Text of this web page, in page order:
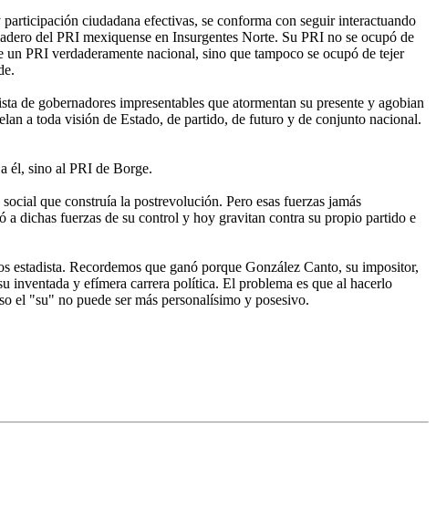
ciudadana efectivas, se conforma con seguir interactuando
del PRI mexiquense en Insurgentes Norte. Su PRI no se ocupó de
PRI verdaderamente nacional, sino que tampoco se ocupó de tejer
de gobernadores impresentables que atormentan su presente y agobian
a toda visión de Estado, de partido, de futuro y de conjunto nacional.
él, sino al PRI de Borge.
que construía la postrevolución. Pero esas fuerzas jamás
dichas fuerzas de su control y hoy gravitan contra su propio partido e
Recordemos que ganó porque González Canto, su impositor,
inventada y efímera carrera política. El problema es que al hacerlo
el "su" no puede ser más personalísimo y posesivo.